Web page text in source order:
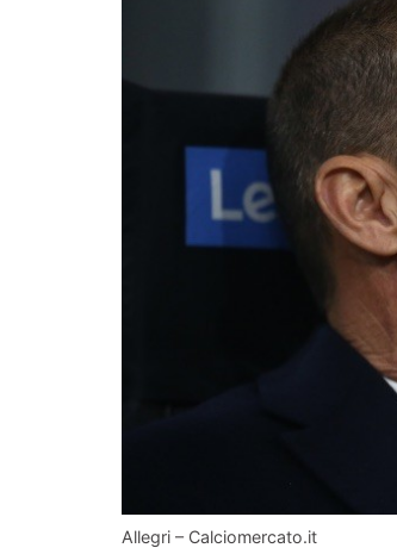
Allegri – Calciomercato.it